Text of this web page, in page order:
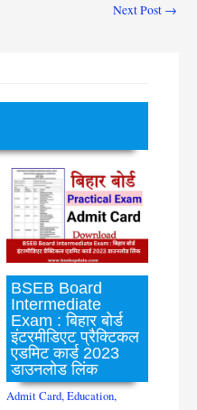
Next Post →
BSEB Board
Intermediate
Exam : बिहार बोर्ड
इंटरमीडिएट प्रैक्टिकल
एडमिट कार्ड 2023
डाउनलोड लिंक
Admit Card,Education,